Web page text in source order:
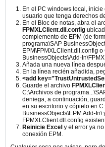
En el PC windows local,
usuario que tenga derechos
En el Bloc de notas, abra el
FPMXLClient.dll.config
complemento de EPM (de
programa\SAP
EPM\FPMXLClient.dll.config
BusinessObjects\Add-
Añada una nueva línea
En la línea recién añadida,
<add
Guarde el archivo
C:\Archivos de
deniega, a continuación,
en su escritorio y cópielo en
BusinessObjects\EPM Add-
FPMXLClient.dll.config
Reinicie Excel y el error ya
conexión EPM.